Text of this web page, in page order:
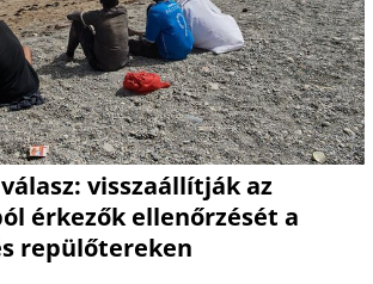
visszaállítják az
érkezők ellenőrzését a
repülőtereken